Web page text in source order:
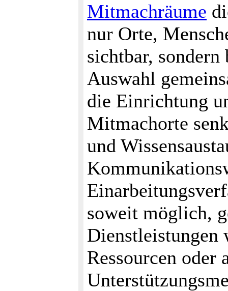
Mitmachräume
nur Orte,
sichtbar, sondern
Auswahl
die Einrichtung
Mitmachorte
und
soweit möglich,
Dienstleistungen
Ressourcen oder